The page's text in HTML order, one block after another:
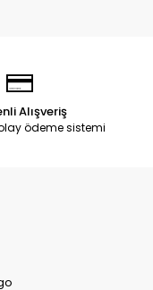
Alışveriş
ödeme sistemi